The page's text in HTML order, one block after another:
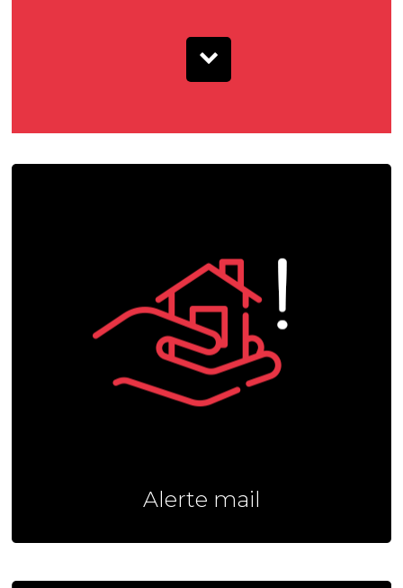
Alerte mail